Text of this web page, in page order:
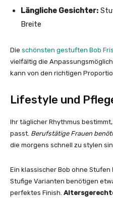
Längliche Gesichter:
Breite
Die schönsten gestuften Bob
vielfältig die
kann von den richtigen
Lifestyle und
Ihr täglicher Rhythmus
passt. Berufstätige Frauen
die morgens schnell zu stylen
Ein klassischer Bob ohne Stufen
Stufige Varianten benötigen
perfektes Finish.